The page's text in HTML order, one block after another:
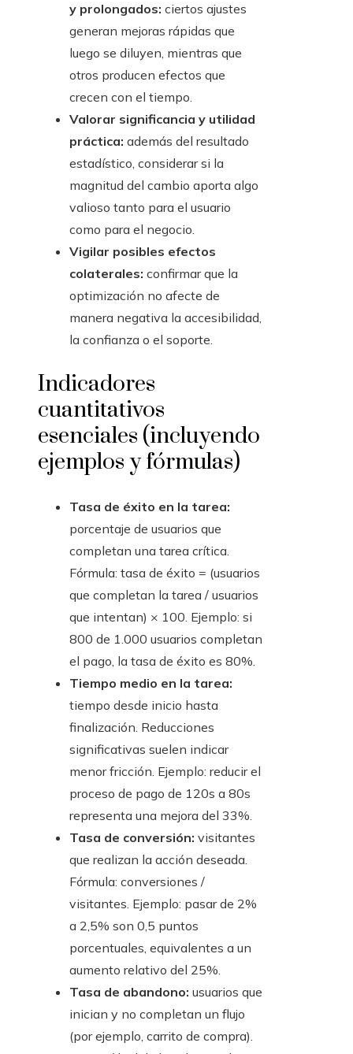
y prolongados: ciertos ajustes
generan mejoras rápidas que
luego se diluyen, mientras que
otros producen efectos que
crecen con el tiempo.
Valorar significancia y utilidad
práctica: además del resultado
estadístico, considerar si la
magnitud del cambio aporta algo
valioso tanto para el usuario
como para el negocio.
Vigilar posibles efectos
colaterales: confirmar que la
optimización no afecte de
manera negativa la accesibilidad,
la confianza o el soporte.
Indicadores
cuantitativos
esenciales (incluyendo
ejemplos y fórmulas)
Tasa de éxito en la tarea:
porcentaje de usuarios que
completan una tarea crítica.
Fórmula: tasa de éxito = (usuarios
que completan la tarea / usuarios
que intentan) × 100. Ejemplo: si
800 de 1.000 usuarios completan
el pago, la tasa de éxito es 80%.
Tiempo medio en la tarea:
tiempo desde inicio hasta
finalización. Reducciones
significativas suelen indicar
menor fricción. Ejemplo: reducir el
proceso de pago de 120s a 80s
representa una mejora del 33%.
Tasa de conversión: visitantes
que realizan la acción deseada.
Fórmula: conversiones /
visitantes. Ejemplo: pasar de 2%
a 2,5% son 0,5 puntos
porcentuales, equivalentes a un
aumento relativo del 25%.
Tasa de abandono: usuarios que
inician y no completan un flujo
(por ejemplo, carrito de compra).